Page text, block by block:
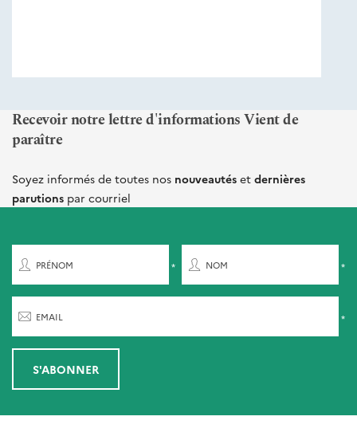
Recevoir notre lettre d'informations Vient de
paraître
Soyez informés de toutes nos nouveautés et dernières
parutions par courriel
PRÉNOM NOM
EMAIL
S'ABONNER